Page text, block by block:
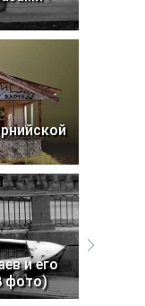
и его
фото)